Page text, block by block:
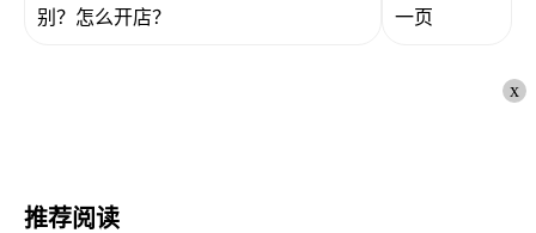
别？怎么开店？
一页
x
推荐阅读